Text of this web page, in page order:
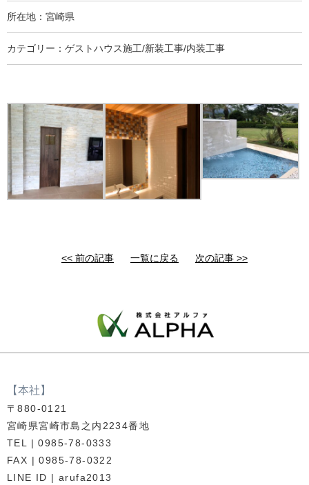
所在地：宮崎県
カテゴリー：ゲストハウス施工/新装工事/内装工事
<< 前の記事 一覧に戻る 次の記事 >>
【本社】
〒880-0121
宮崎県宮崎市島之内2234番地
TEL | 0985-78-0333
FAX | 0985-78-0322
LINE ID | arufa2013